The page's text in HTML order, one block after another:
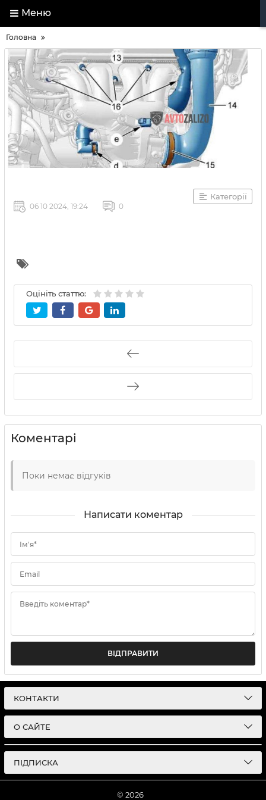
Меню
Головна
Категорії
06 10 2024, 19:24 0
Оцініть статтю:
Коментарі
Поки немає відгуків
Написати коментар
Ім'я*
Email
Введіть коментар*
ВІДПРАВИТИ
КОНТАКТИ
О САЙТЕ
ПІДПИСКА
© 2026